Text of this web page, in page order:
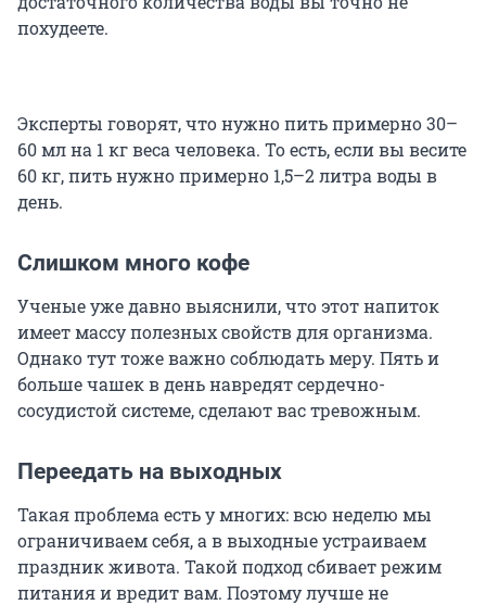
похудеете.
Эксперты говорят, что нужно пить примерно 30–
60 мл на 1 кг веса человека. То есть, если вы весите
60 кг, пить нужно примерно 1,5–2 литра воды в
день.
Слишком много кофе
Ученые уже давно выяснили, что этот напиток
имеет массу полезных свойств для организма.
Однако тут тоже важно соблюдать меру. Пять и
больше чашек в день навредят сердечно-
сосудистой системе, сделают вас тревожным.
Переедать на выходных
Такая проблема есть у многих: всю неделю мы
ограничиваем себя, а в выходные устраиваем
праздник живота. Такой подход сбивает режим
питания и вредит вам. Поэтому лучше не